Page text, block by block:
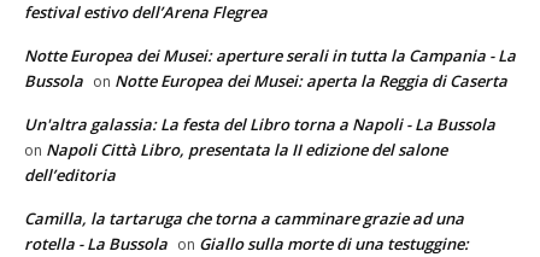
festival estivo dell’Arena Flegrea
Notte Europea dei Musei: aperture serali in tutta la Campania - La
Bussola on Notte Europea dei Musei: aperta la Reggia di Caserta
Un'altra galassia: La festa del Libro torna a Napoli - La Bussola
on Napoli Città Libro, presentata la II edizione del salone
dell’editoria
Camilla, la tartaruga che torna a camminare grazie ad una
rotella - La Bussola on Giallo sulla morte di una testuggine: